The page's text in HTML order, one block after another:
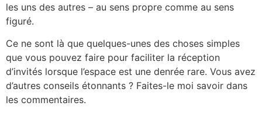
les uns des autres – au sens propre comme au sens
figuré.
Ce ne sont là que quelques-unes des choses simples
que vous pouvez faire pour faciliter la réception
d’invités lorsque l’espace est une denrée rare. Vous avez
d’autres conseils étonnants ? Faites-le moi savoir dans
les commentaires.